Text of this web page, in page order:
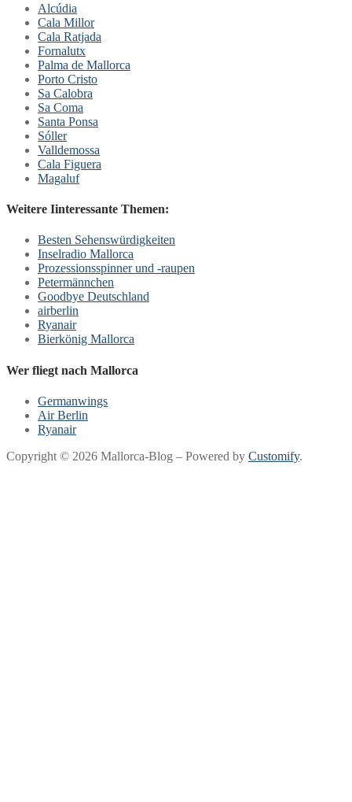
Alcúdia
Cala Millor
Cala Ratjada
Fornalutx
Palma de Mallorca
Porto Cristo
Sa Calobra
Sa Coma
Santa Ponsa
Sóller
Valldemossa
Cala Figuera
Magaluf
Weitere Iinteressante Themen:
Besten Sehenswürdigkeiten
Inselradio Mallorca
Prozessionsspinner und -raupen
Petermännchen
Goodbye Deutschland
airberlin
Ryanair
Bierkönig Mallorca
Wer fliegt nach Mallorca
Germanwings
Air Berlin
Ryanair
Copyright © 2026 Mallorca-Blog – Powered by Customify.